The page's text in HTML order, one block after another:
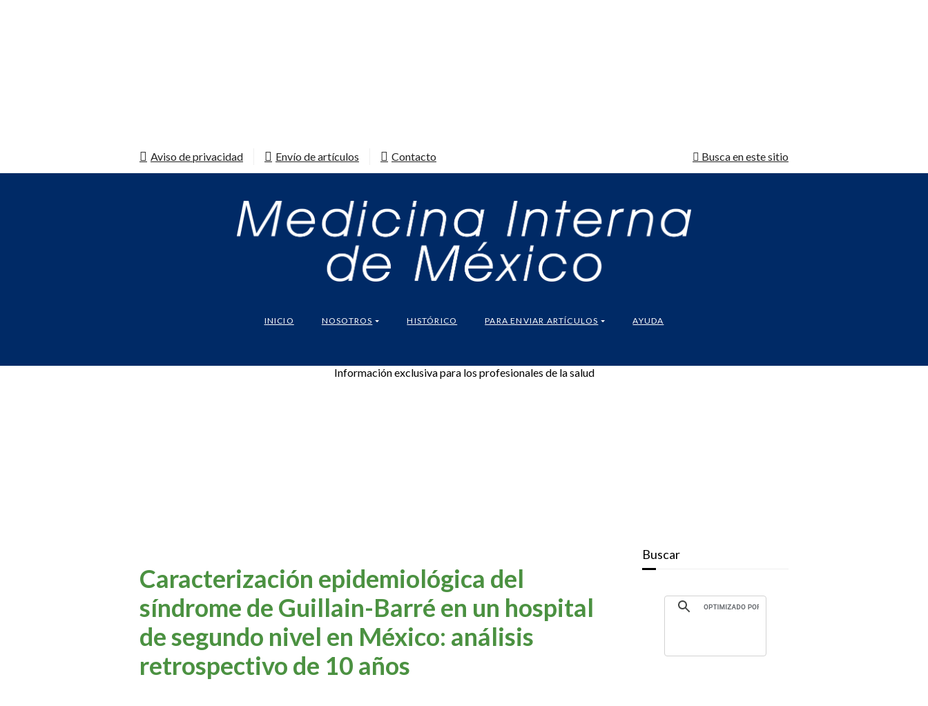
Aviso de privacidad Envío de artículos Contacto Busca en este sitio
INICIO NOSOTROS HISTÓRICO PARA ENVIAR ARTÍCULOS AYUDA
Información exclusiva para los profesionales de la salud
Caracterización epidemiológica del
síndrome de Guillain-Barré en un hospital
de segundo nivel en México: análisis
retrospectivo de 10 años
Buscar